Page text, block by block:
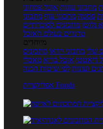
מתכוני עוגות אוכל צמחוני
פסטה מתכוני עוף מתכוני
גלוטן מתכונים לסוכרתיים
טרנדים בעולם האוכל
מיוחדים
שלי מתכוני וידאו מתכונים
דיאטטי אוכל בריא מאכלי
ועונות לפי שיטות הכנה
אפליקציית Foods